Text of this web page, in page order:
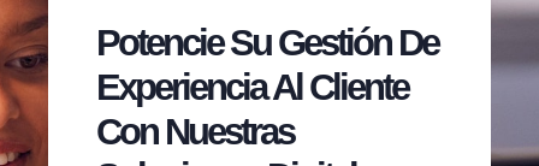
Potencie Su Gestión De
Experiencia Al Cliente
Con Nuestras